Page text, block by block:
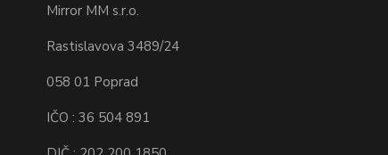
Mirror MM s.r.o.
Rastislavova 3489/24
058 01 Poprad
IČO : 36 504 891